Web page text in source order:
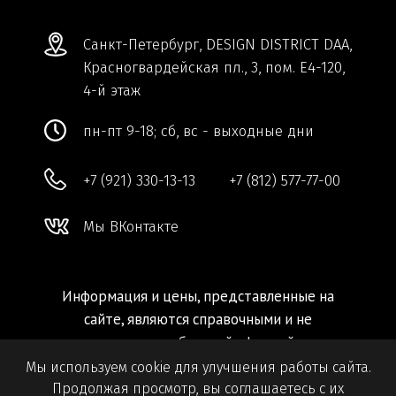
Мы используем cookie для улучшения работы сайта.
Продолжая просмотр, вы соглашаетесь с их